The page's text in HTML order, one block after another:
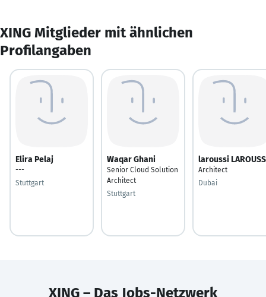
XING Mitglieder mit ähnlichen
Profilangaben
Elira Pelaj
---
Stuttgart
Waqar Ghani
Senior Cloud Solution
Architect
Stuttgart
laroussi
Architect
Dubai
XING – Das Jobs-Netzwerk